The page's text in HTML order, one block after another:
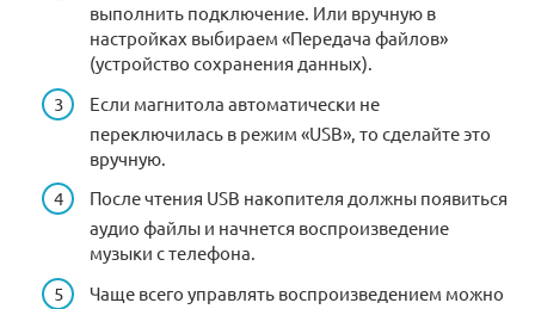
выполнить подключение. Или вручную в
настройках выбираем «Передача файлов»
(устройство сохранения данных).
Если магнитола автоматически не
переключилась в режим «USB», то сделайте это
вручную.
После чтения USB накопителя должны появиться
аудио файлы и начнется воспроизведение
музыки с телефона.
Чаще всего управлять воспроизведением можно